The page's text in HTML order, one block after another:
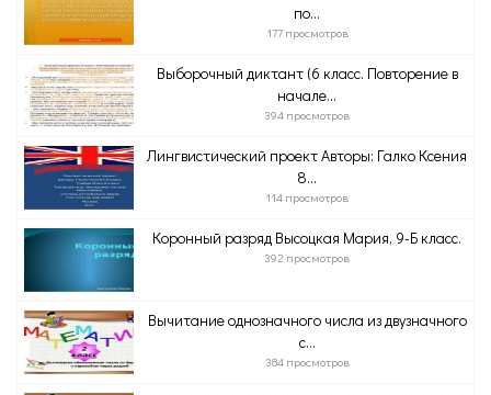
по...
177 просмотров
Выборочный диктант (6 класс. Повторение в
начале...
394 просмотров
Лингвистический проект Авторы: Галко Ксения
8...
114 просмотров
Коронный разряд Высоцкая Мария, 9-Б класс.
392 просмотров
Вычитание однозначного числа из двузначного
с...
384 просмотров